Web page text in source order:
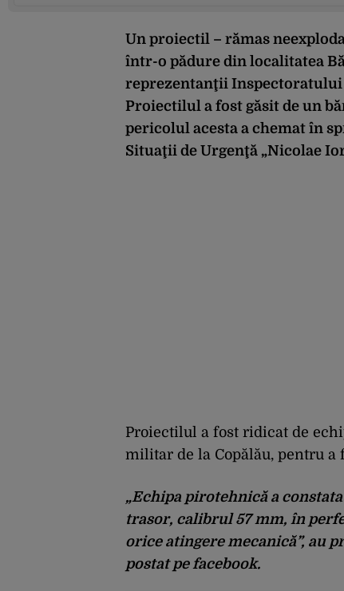
Un proiectil – rămas
într-o pădure din localitatea
reprezentanţii Inspectoratului
Proiectilul a fost găsit de un
pericolul acesta a chemat în
Situaţii de Urgenţă „Nicolae
Proiectilul a fost ridicat de
militar de la Copălău, pentru a
„Echipa pirotehnică a
trasor, calibrul 57 mm, în
orice atingere mecanică”, au
postat pe facebook.